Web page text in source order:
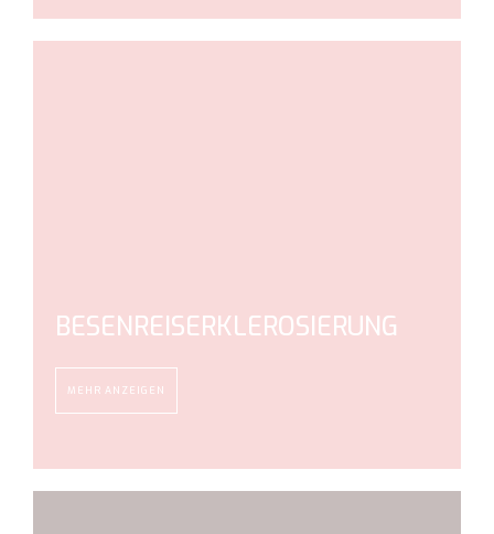
BESENREISERKLEROSIERUNG
MEHR ANZEIGEN